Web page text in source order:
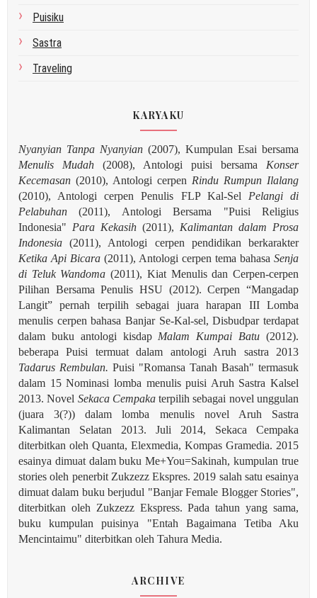
Puisiku
Sastra
Traveling
KARYAKU
Nyanyian Tanpa Nyanyian (2007), Kumpulan Esai bersama
Menulis Mudah (2008), Antologi puisi bersama Konser
Kecemasan (2010), Antologi cerpen Rindu Rumpun Ilalang
(2010), Antologi cerpen Penulis FLP Kal-Sel Pelangi di
Pelabuhan (2011), Antologi Bersama "Puisi Religius
Indonesia" Para Kekasih (2011), Kalimantan dalam Prosa
Indonesia (2011), Antologi cerpen pendidikan berkarakter
Ketika Api Bicara (2011), Antologi cerpen tema bahasa Senja
di Teluk Wandoma(2011), Kiat Menulis dan Cerpen-cerpen
Pilihan Bersama Penulis HSU (2012). Cerpen “Mangadap
Langit” pernah terpilih sebagai juara harapan III Lomba
menulis cerpen bahasa Banjar Se-Kal-sel, Disbudpar terdapat
dalam buku antologi kisdap Malam Kumpai Batu (2012).
beberapa Puisi termuat dalam antologi Aruh sastra 2013
Tadarus Rembulan. Puisi "Romansa Tanah Basah" termasuk
dalam 15 Nominasi lomba menulis puisi Aruh Sastra Kalsel
2013. Novel Sekaca Cempakaterpilih sebagai novel unggulan
(juara 3(?)) dalam lomba menulis novel Aruh Sastra
Kalimantan Selatan 2013. Juli 2014, Sekaca Cempaka
diterbitkan oleh Quanta, Elexmedia, Kompas Gramedia. 2015
esainya dimuat dalam buku Me+You=Sakinah, kumpulan true
stories oleh penerbit Zukzezz Ekspres. 2019 salah satu esainya
dimuat dalam buku berjudul "Banjar Female Blogger Stories",
diterbitkan oleh Zukzezz Ekspress. Pada tahun yang sama,
buku kumpulan puisinya "Entah Bagaimana Tetiba Aku
Mencintaimu" diterbitkan oleh Tahura Media.
ARCHIVE